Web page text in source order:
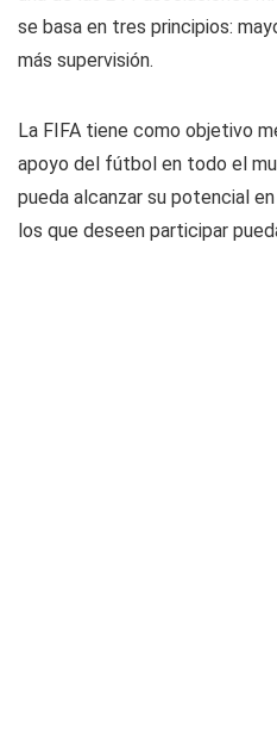
se basa en tres principios:
más supervisión.
La FIFA tiene como objetivo
apoyo del fútbol en todo el
pueda alcanzar su potencial
los que deseen participar